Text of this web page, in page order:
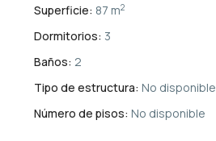
Superficie: 87 m2
Dormitorios: 3
Baños: 2
Tipo de estructura: No disponible
Número de pisos: No disponible